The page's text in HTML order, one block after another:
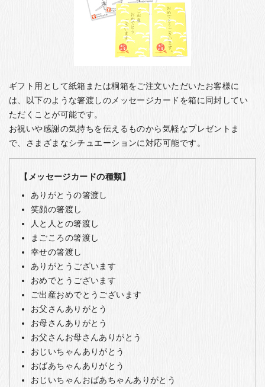
ギフト用として紙箱または桐箱をご注文いただいたお客様に
は、以下のような箸渡しのメッセージカードを箱に同封してい
ただくことが可能です。
お祝いや感謝の気持ちを伝えるものから気軽なプレゼントま
で、さまざまなシチュエーションに対応可能です。
【メッセージカードの種類】
ありがとうの箸渡し
笑顔の箸渡し
人と人との箸渡し
まごころの箸渡し
幸せの箸渡し
ありがとうございます
おめでとうございます
ご出産おめでとうございます
お父さんありがとう
お母さんありがとう
お父さんお母さんありがとう
おじいちゃんありがとう
おばあちゃんありがとう
おじいちゃんおばあちゃんありがとう